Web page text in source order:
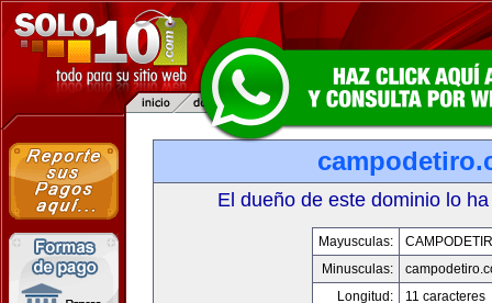
El dueño de este dominio lo
Mayusculas:
Minusculas:
Longitud:
11 caracteres